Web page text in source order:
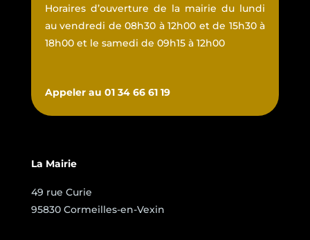
Horaires d’ouverture de la mairie du lundi
au vendredi de 08h30 à 12h00 et de 15h30 à
18h00 et le samedi de 09h15 à 12h00
Appeler au 01 34 66 61 19
La Mairie
49 rue Curie
95830 Cormeilles-en-Vexin